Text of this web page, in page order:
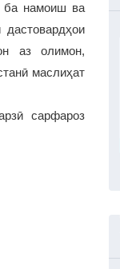
ба намоиш ва
аз олимон,
маслиҳат
сарфароз